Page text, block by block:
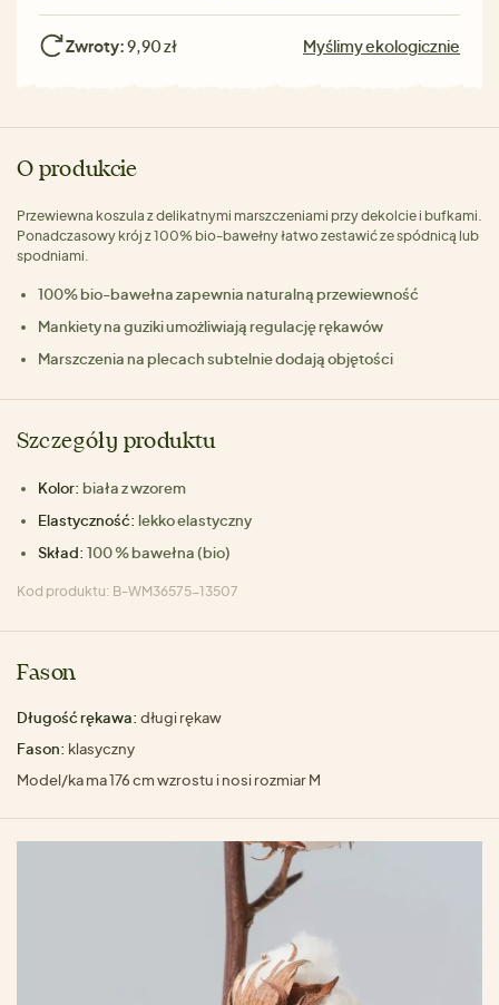
Zwroty:9,90 zł Myślimy ekologicznie
O produkcie
Przewiewna koszula z delikatnymi marszczeniami przy dekolcie i bufkami.
Ponadczasowy krój z 100% bio-bawełny łatwo zestawić ze spódnicą lub
spodniami.
100% bio-bawełna zapewnia naturalną przewiewność
Mankiety na guziki umożliwiają regulację rękawów
Marszczenia na plecach subtelnie dodają objętości
Szczegóły produktu
Kolor: biała z wzorem
Elastyczność: lekko elastyczny
Skład: 100 % bawełna (bio)
Kod produktu: B-WM36575-13507
Fason
Długość rękawa: długi rękaw
Fason: klasyczny
Model/ka ma 176 cm wzrostu i nosi rozmiar M